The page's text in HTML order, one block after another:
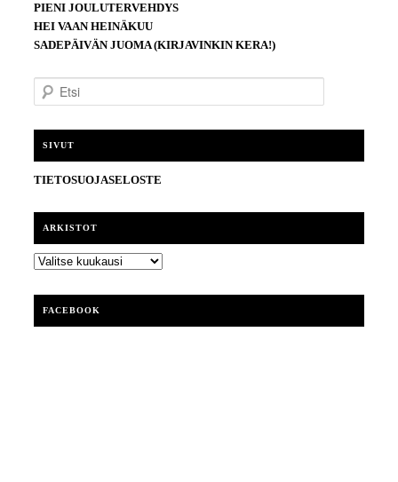
PIENI JOULUTERVEHDYS
HEI VAAN HEINÄKUU
SADEPÄIVÄN JUOMA (KIRJAVINKIN KERA!)
t
SIVUT
TIETOSUOJASELOSTE
ARKISTOT
ARKISTOT
FACEBOOK